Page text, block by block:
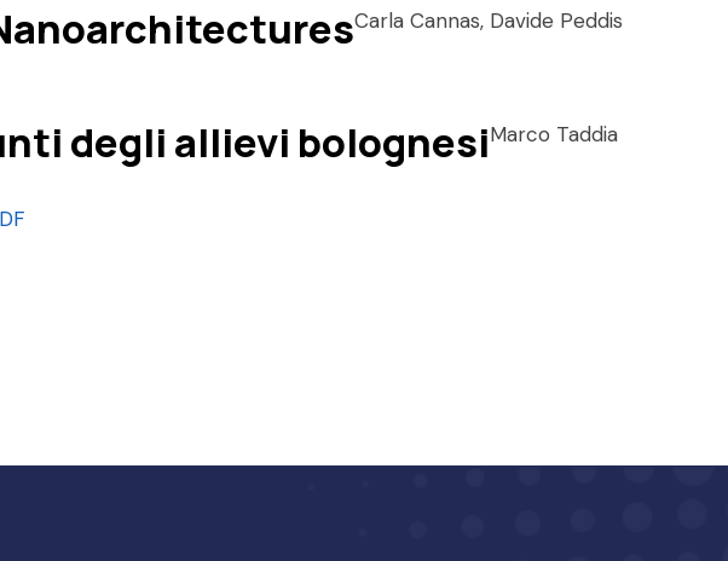
Carla Cannas, Davide Peddis
degli allievi bolognesiMarco Taddia